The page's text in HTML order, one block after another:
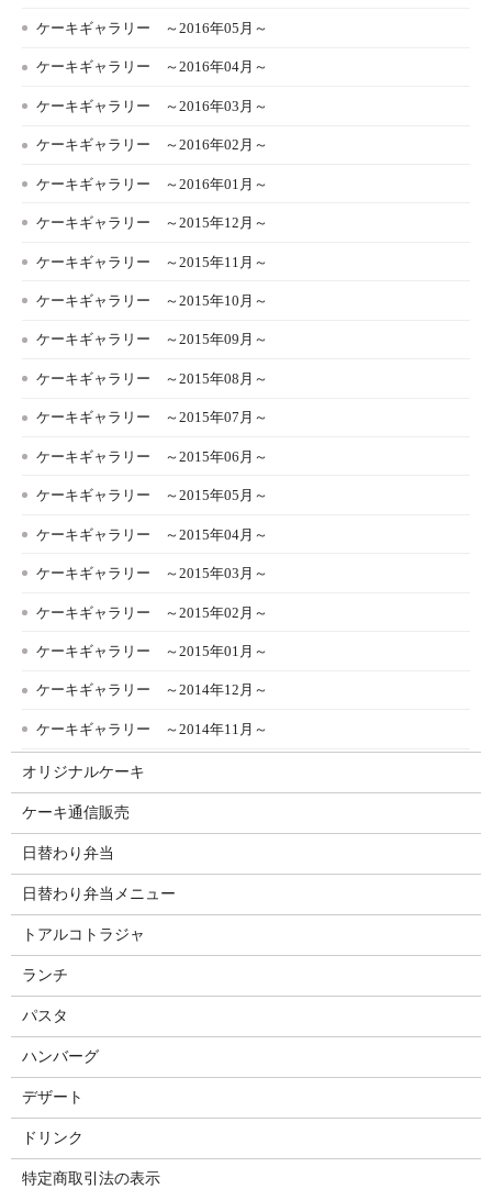
ケーキギャラリー ～2016年05月～
ケーキギャラリー ～2016年04月～
ケーキギャラリー ～2016年03月～
ケーキギャラリー ～2016年02月～
ケーキギャラリー ～2016年01月～
ケーキギャラリー ～2015年12月～
ケーキギャラリー ～2015年11月～
ケーキギャラリー ～2015年10月～
ケーキギャラリー ～2015年09月～
ケーキギャラリー ～2015年08月～
ケーキギャラリー ～2015年07月～
ケーキギャラリー ～2015年06月～
ケーキギャラリー ～2015年05月～
ケーキギャラリー ～2015年04月～
ケーキギャラリー ～2015年03月～
ケーキギャラリー ～2015年02月～
ケーキギャラリー ～2015年01月～
ケーキギャラリー ～2014年12月～
ケーキギャラリー ～2014年11月～
オリジナルケーキ
ケーキ通信販売
日替わり弁当
日替わり弁当メニュー
トアルコトラジャ
ランチ
パスタ
ハンバーグ
デザート
ドリンク
特定商取引法の表示